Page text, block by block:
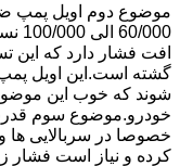
موضوع دوم اویل پمپ
افت فشار دارد که این
گشته است.این اویل پمپ
شوند که خوب این موضوع
خودرو.موضوع سوم
خصوصا در سربالایی
کرده و نیاز است فشار